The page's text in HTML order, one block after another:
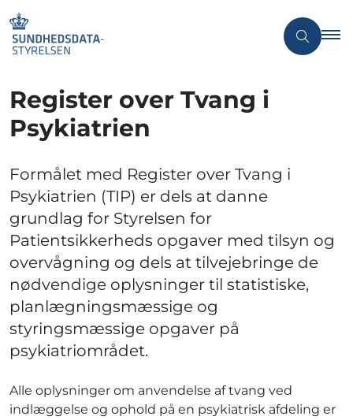
Register over Tvang i
Psykiatrien
Formålet med Register over Tvang i
Psykiatrien (TIP) er dels at danne
grundlag for Styrelsen for
Patientsikkerheds opgaver med tilsyn og
overvågning og dels at tilvejebringe de
nødvendige oplysninger til statistiske,
planlægningsmæssige og
styringsmæssige opgaver på
psykiatriområdet.
Alle oplysninger om anvendelse af tvang ved
indlæggelse og ophold på en psykiatrisk afdeling er